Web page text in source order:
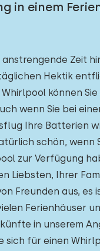
in einem
anstrengende Zeit
Hektik
können
wenn Sie bei
Ihre Batterien
schön, wenn
zur Verfügung
Liebsten, Ihrer
Freunden aus, es
Ferienhäuser
in unserem
sich für einen